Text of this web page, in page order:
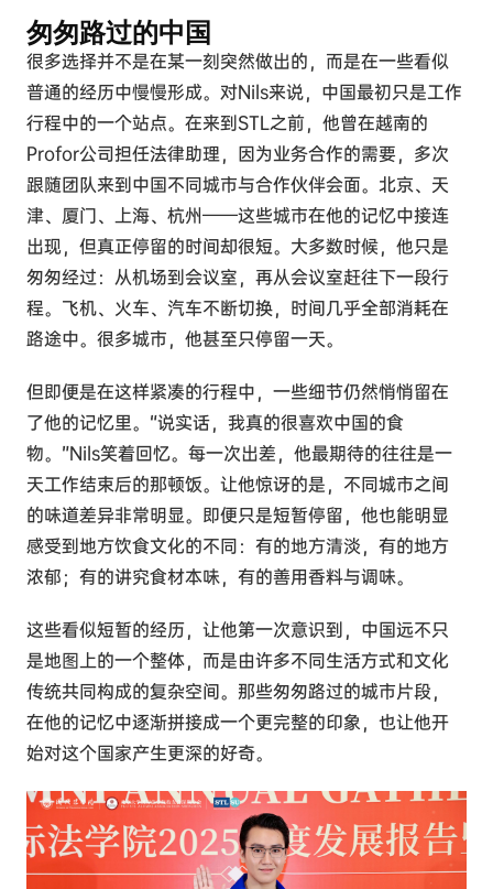
匆匆路过的中国
很多选择并不是在某一刻突然做出的，而是在一些看似
普通的经历中慢慢形成。对Nils来说，中国最初只是工作
行程中的一个站点。在来到STL之前，他曾在越南的
Profor公司担任法律助理，因为业务合作的需要，多次
跟随团队来到中国不同城市与合作伙伴会面。北京、天
津、厦门、上海、杭州——这些城市在他的记忆中接连
出现，但真正停留的时间却很短。大多数时候，他只是
匆匆经过：从机场到会议室，再从会议室赶往下一段行
程。飞机、火车、汽车不断切换，时间几乎全部消耗在
路途中。很多城市，他甚至只停留一天。
但即便是在这样紧凑的行程中，一些细节仍然悄悄留在
了他的记忆里。“说实话，我真的很喜欢中国的食
物。”Nils笑着回忆。每一次出差，他最期待的往往是一
天工作结束后的那顿饭。让他惊讶的是，不同城市之间
的味道差异非常明显。即便只是短暂停留，他也能明显
感受到地方饮食文化的不同：有的地方清淡，有的地方
浓郁；有的讲究食材本味，有的善用香料与调味。
这些看似短暂的经历，让他第一次意识到，中国远不只
是地图上的一个整体，而是由许多不同生活方式和文化
传统共同构成的复杂空间。那些匆匆路过的城市片段，
在他的记忆中逐渐拼接成一个更完整的印象，也让他开
始对这个国家产生更深的好奇。